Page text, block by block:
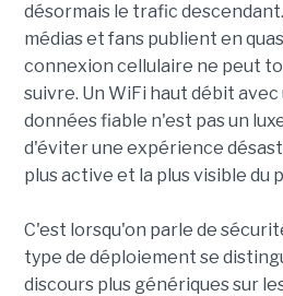
désormais le trafic
médias et fans publient en
connexion cellulaire ne peut
suivre. Un WiFi haut débit avec
données fiable n'est pas un
d'éviter une expérience
plus active et la plus visible du
C'est lorsqu'on parle de
type de déploiement se
discours plus génériques sur